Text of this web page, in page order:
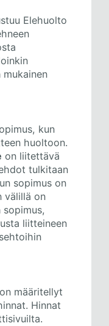
Elehuolto
kun
huoltoon.
on liitettävä
tulkitaan
sopimus on
välillä on
liitteineen
määritellyt
Hinnat